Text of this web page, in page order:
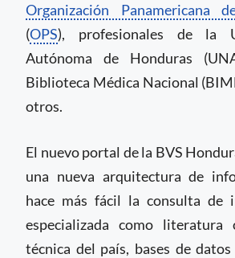
Organización Panamericana
(OPS), profesionales de la
Autónoma de Honduras
Biblioteca Médica Nacional
otros.
El nuevo portal de la BVS
una nueva arquitectura de
hace más fácil la consulta de
especializada como literatura
técnica del país, bases de datos